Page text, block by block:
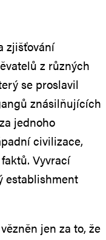
zjišťování
z různých
se proslavil
znásilňujících
jednoho
civilizace,
Vyvrací
establishment
jen za to, že